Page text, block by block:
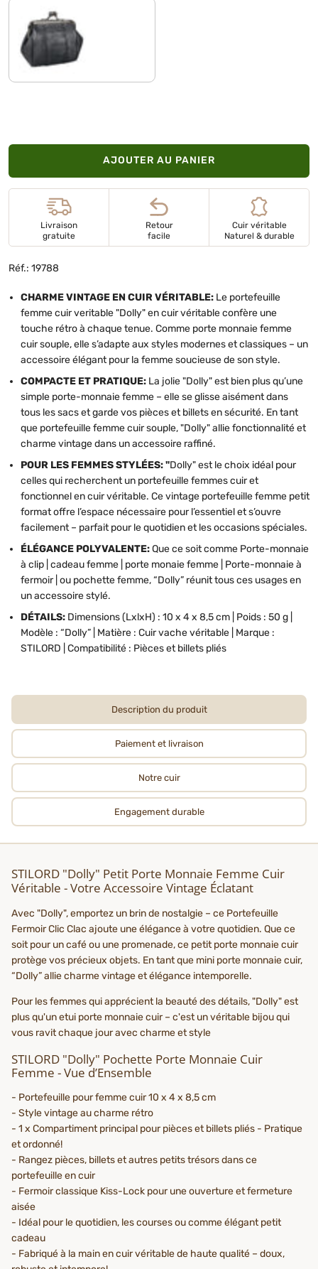
noir
AJOUTER AU PANIER
Livraison
gratuite
Retour
facile
Cuir véritable
Naturel & durable
Réf.: 19788
CHARME VINTAGE EN CUIR VÉRITABLE: Le portefeuille
femme cuir veritable "Dolly" en cuir véritable confère une
touche rétro à chaque tenue. Comme porte monnaie femme
cuir souple, elle s’adapte aux styles modernes et classiques – un
accessoire élégant pour la femme soucieuse de son style.
COMPACTE ET PRATIQUE: La jolie "Dolly" est bien plus qu’une
simple porte-monnaie femme – elle se glisse aisément dans
tous les sacs et garde vos pièces et billets en sécurité. En tant
que portefeuille femme cuir souple, "Dolly" allie fonctionnalité et
charme vintage dans un accessoire raffiné.
POUR LES FEMMES STYLÉES: "Dolly" est le choix idéal pour
celles qui recherchent un portefeuille femmes cuir et
fonctionnel en cuir véritable. Ce vintage portefeuille femme petit
format offre l’espace nécessaire pour l’essentiel et s’ouvre
facilement – parfait pour le quotidien et les occasions spéciales.
ÉLÉGANCE POLYVALENTE:Que ce soit comme Porte-monnaie
à clip | cadeau femme | porte monaie femme | Porte-monnaie à
fermoir | ou pochette femme, “Dolly” réunit tous ces usages en
un accessoire stylé.
DÉTAILS: Dimensions (LxlxH) : 10 x 4 x 8,5 cm | Poids : 50 g |
Modèle : “Dolly” | Matière : Cuir vache véritable | Marque :
STILORD | Compatibilité : Pièces et billets pliés
Description du produit
Paiement et livraison
Notre cuir
Engagement durable
STILORD "Dolly" Petit Porte Monnaie Femme Cuir
Véritable - Votre Accessoire Vintage Éclatant
Avec "Dolly", emportez un brin de nostalgie – ce Portefeuille
Fermoir Clic Clac ajoute une élégance à votre quotidien. Que ce
soit pour un café ou une promenade, ce petit porte monnaie cuir
protège vos précieux objets. En tant que mini porte monnaie cuir,
“Dolly” allie charme vintage et élégance intemporelle.
Pour les femmes qui apprécient la beauté des détails, "Dolly" est
plus qu'un etui porte monnaie cuir – c'est un véritable bijou qui
vous ravit chaque jour avec charme et style
STILORD "Dolly" Pochette Porte Monnaie Cuir
Femme - Vue d’Ensemble
- Portefeuille pour femme cuir 10 x 4 x 8,5 cm
- Style vintage au charme rétro
- 1 x Compartiment principal pour pièces et billets pliés - Pratique
et ordonné!
- Rangez pièces, billets et autres petits trésors dans ce
portefeuille en cuir
- Fermoir classique Kiss-Lock pour une ouverture et fermeture
aisée
- Idéal pour le quotidien, les courses ou comme élégant petit
cadeau
- Fabriqué à la main en cuir véritable de haute qualité – doux,